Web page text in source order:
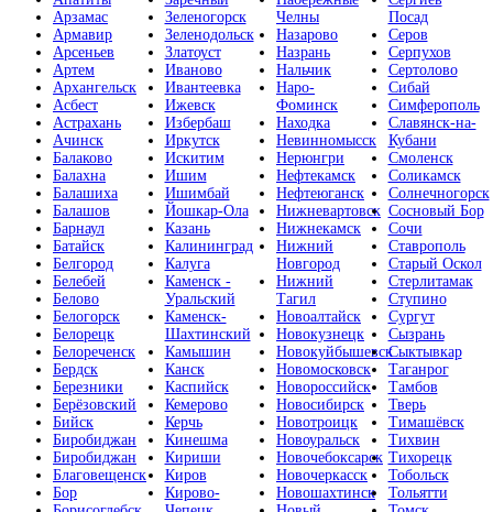
Арзамас
Армавир
Арсеньев
Артем
Архангельск
Асбест
Астрахань
Ачинск
Балаково
Балахна
Балашиха
Балашов
Барнаул
Батайск
Белгород
Белебей
Белово
Белогорск
Белорецк
Белореченск
Бердск
Березники
Берёзовский
Бийск
Биробиджан
Биробиджан
Благовещенск
Бор
Зеленогорск
Зеленодольск
Златоуст
Иваново
Ивантеевка
Ижевск
Избербаш
Иркутск
Искитим
Ишим
Ишимбай
Йошкар-Ола
Казань
Калининград
Калуга
Каменск -
Уральский
Каменск-
Шахтинский
Камышин
Канск
Каспийск
Кемерово
Керчь
Кинешма
Кириши
Киров
Кирово-
Челны
Назарово
Назрань
Нальчик
Наро-
Фоминск
Находка
Невинномысск
Нерюнгри
Нефтекамск
Нефтеюганск
Нижневартовск
Нижнекамск
Нижний
Новгород
Нижний
Тагил
Новоалтайск
Новокузнецк
Новокуйбышевск
Новомосковск
Новороссийск
Новосибирск
Новотроицк
Новоуральск
Новочебоксарск
Новочеркасск
Новошахтинск
Посад
Серов
Серпухов
Сертолово
Сибай
Симферополь
Славянск-на-
Кубани
Смоленск
Соликамск
Солнечногорск
Сосновый Бор
Сочи
Ставрополь
Старый Оскол
Стерлитамак
Ступино
Сургут
Сызрань
Сыктывкар
Таганрог
Тамбов
Тверь
Тимашёвск
Тихвин
Тихорецк
Тобольск
Тольятти